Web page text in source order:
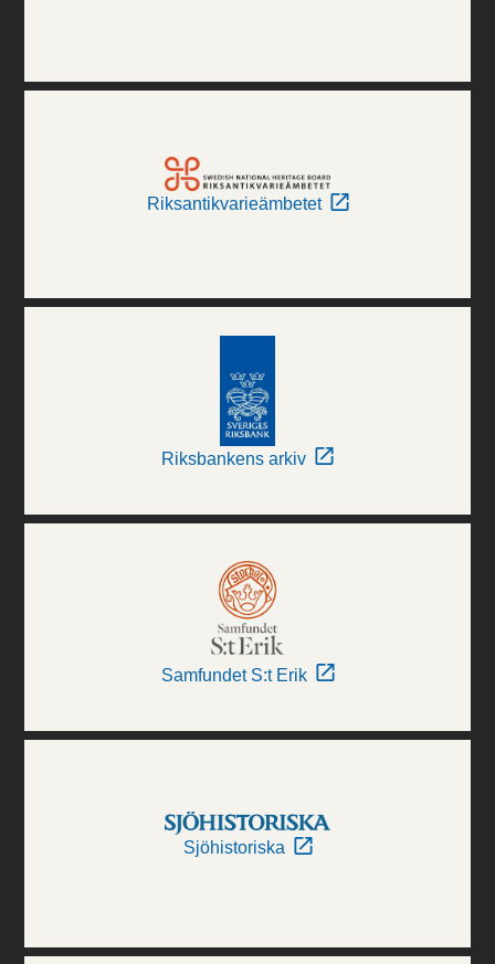
Riksantikvarieämbetet
Riksbankens arkiv
Samfundet S:t Erik
Sjöhistoriska